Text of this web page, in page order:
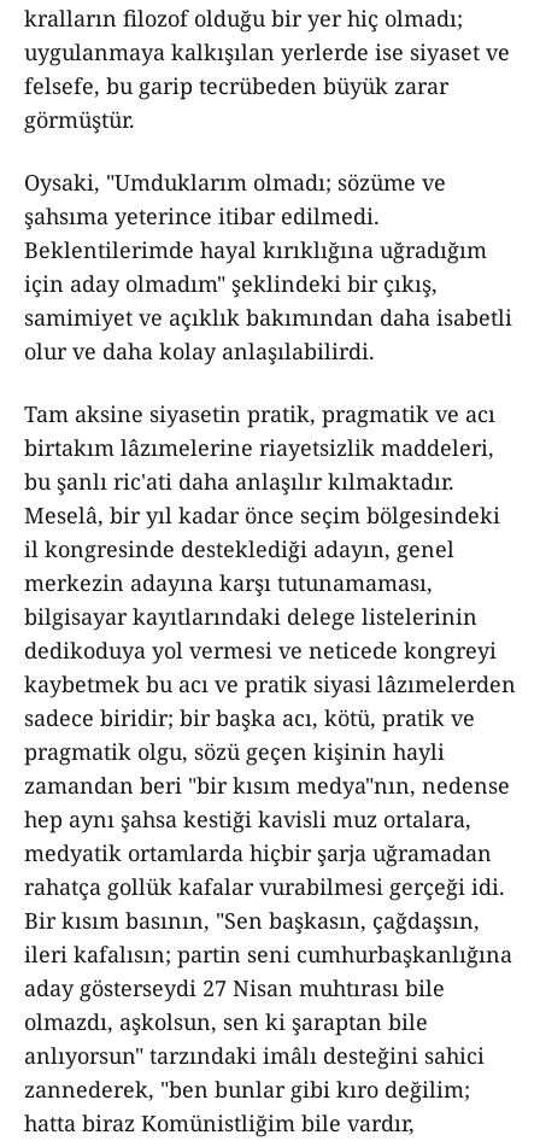
kralların filozof olduğu bir yer hiç olmadı;
uygulanmaya kalkışılan yerlerde ise siyaset ve
felsefe, bu garip tecrübeden büyük zarar
görmüştür.
Oysaki, "Umduklarım olmadı; sözüme ve
şahsıma yeterince itibar edilmedi.
Beklentilerimde hayal kırıklığına uğradığım
için aday olmadım" şeklindeki bir çıkış,
samimiyet ve açıklık bakımından daha isabetli
olur ve daha kolay anlaşılabilirdi.
Tam aksine siyasetin pratik, pragmatik ve acı
birtakım lâzımelerine riayetsizlik maddeleri,
bu şanlı ric'ati daha anlaşılır kılmaktadır.
Meselâ, bir yıl kadar önce seçim bölgesindeki
il kongresinde desteklediği adayın, genel
merkezin adayına karşı tutunamaması,
bilgisayar kayıtlarındaki delege listelerinin
dedikoduya yol vermesi ve neticede kongreyi
kaybetmek bu acı ve pratik siyasi lâzımelerden
sadece biridir; bir başka acı, kötü, pratik ve
pragmatik olgu, sözü geçen kişinin hayli
zamandan beri "bir kısım medya"nın, nedense
hep aynı şahsa kestiği kavisli muz ortalara,
medyatik ortamlarda hiçbir şarja uğramadan
rahatça gollük kafalar vurabilmesi gerçeği idi.
Bir kısım basının, "Sen başkasın, çağdaşsın,
ileri kafalısın; partin seni cumhurbaşkanlığına
aday gösterseydi 27 Nisan muhtırası bile
olmazdı, aşkolsun, sen ki şaraptan bile
anlıyorsun" tarzındaki imâlı desteğini sahici
zannederek, "ben bunlar gibi kıro değilim;
hatta biraz Komünistliğim bile vardır,